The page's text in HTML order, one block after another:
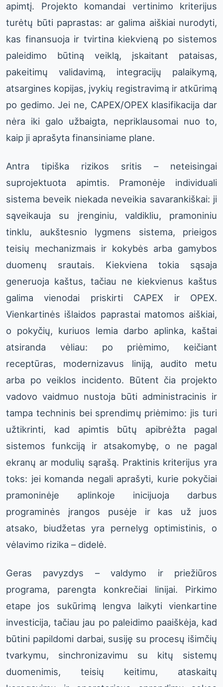
apimtį. Projekto komandai vertinimo kriterijus
turėtų būti paprastas: ar galima aiškiai nurodyti,
kas finansuoja ir tvirtina kiekvieną po sistemos
paleidimo būtiną veiklą, įskaitant pataisas,
pakeitimų validavimą, integracijų palaikymą,
atsargines kopijas, įvykių registravimą ir atkūrimą
po gedimo. Jei ne, CAPEX/OPEX klasifikacija dar
nėra iki galo užbaigta, nepriklausomai nuo to,
kaip ji aprašyta finansiniame plane.
Antra tipiška rizikos sritis – neteisingai
suprojektuota apimtis. Pramonėje individuali
sistema beveik niekada neveikia savarankiškai: ji
sąveikauja su įrenginiu, valdikliu, pramoniniu
tinklu, aukštesnio lygmens sistema, prieigos
teisių mechanizmais ir kokybės arba gamybos
duomenų srautais. Kiekviena tokia sąsaja
generuoja kaštus, tačiau ne kiekvienus kaštus
galima vienodai priskirti CAPEX ir OPEX.
Vienkartinės išlaidos paprastai matomos aiškiai,
o pokyčių, kuriuos lemia darbo aplinka, kaštai
atsiranda vėliau: po priėmimo, keičiant
receptūras, modernizavus liniją, audito metu
arba po veiklos incidento. Būtent čia projekto
vadovo vaidmuo nustoja būti administracinis ir
tampa techninis bei sprendimų priėmimo: jis turi
užtikrinti, kad apimtis būtų apibrėžta pagal
sistemos funkciją ir atsakomybę, o ne pagal
ekranų ar modulių sąrašą. Praktinis kriterijus yra
toks: jei komanda negali aprašyti, kurie pokyčiai
pramoninėje aplinkoje inicijuoja darbus
programinės įrangos pusėje ir kas už juos
atsako, biudžetas yra pernelyg optimistinis, o
vėlavimo rizika – didelė.
Geras pavyzdys – valdymo ir priežiūros
programa, parengta konkrečiai linijai. Pirkimo
etape jos sukūrimą lengva laikyti vienkartine
investicija, tačiau jau po paleidimo paaiškėja, kad
būtini papildomi darbai, susiję su procesų išimčių
tvarkymu, sinchronizavimu su kitų sistemų
duomenimis, teisių keitimu, ataskaitų